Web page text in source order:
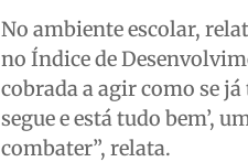
No ambiente escolar,
no Índice de
cobrada a agir como se já
segue e está tudo bem’,
combater”, relata.